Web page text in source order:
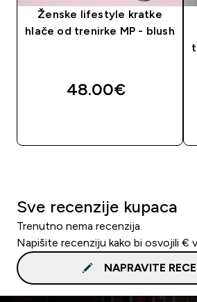
Ženske lifestyle kratke
hlače od trenirke MP - blush
48.00€‎
Sve recenzije kupaca
Trenutno nema recenzija.
Napišite recenziju kako bi osvojili €
NAPRAVITE